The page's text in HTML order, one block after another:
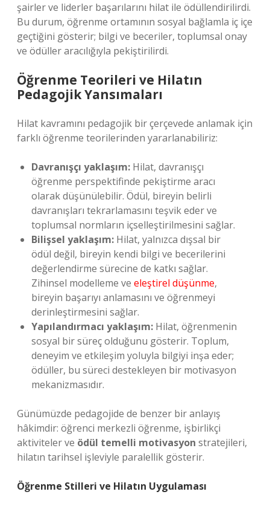
şairler ve liderler başarılarını hilat ile ödüllendirilirdi.
Bu durum, öğrenme ortamının sosyal bağlamla iç içe
geçtiğini gösterir; bilgi ve beceriler, toplumsal onay
ve ödüller aracılığıyla pekiştirilirdi.
Öğrenme Teorileri ve Hilatın
Pedagojik Yansımaları
Hilat kavramını pedagojik bir çerçevede anlamak için
farklı öğrenme teorilerinden yararlanabiliriz:
Davranışçı yaklaşım: Hilat, davranışçı
öğrenme perspektifinde pekiştirme aracı
olarak düşünülebilir. Ödül, bireyin belirli
davranışları tekrarlamasını teşvik eder ve
toplumsal normların içselleştirilmesini sağlar.
Bilişsel yaklaşım: Hilat, yalnızca dışsal bir
ödül değil, bireyin kendi bilgi ve becerilerini
değerlendirme sürecine de katkı sağlar.
Zihinsel modelleme ve eleştirel düşünme,
bireyin başarıyı anlamasını ve öğrenmeyi
derinleştirmesini sağlar.
Yapılandırmacı yaklaşım: Hilat, öğrenmenin
sosyal bir süreç olduğunu gösterir. Toplum,
deneyim ve etkileşim yoluyla bilgiyi inşa eder;
ödüller, bu süreci destekleyen bir motivasyon
mekanizmasıdır.
Günümüzde pedagojide de benzer bir anlayış
hâkimdir: öğrenci merkezli öğrenme, işbirlikçi
aktiviteler ve ödül temelli motivasyon stratejileri,
hilatın tarihsel işleviyle paralellik gösterir.
Öğrenme Stilleri ve Hilatın Uygulaması